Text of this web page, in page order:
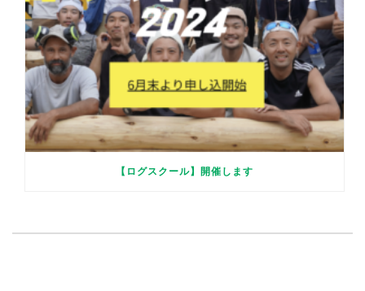
【ログスクール】開催します